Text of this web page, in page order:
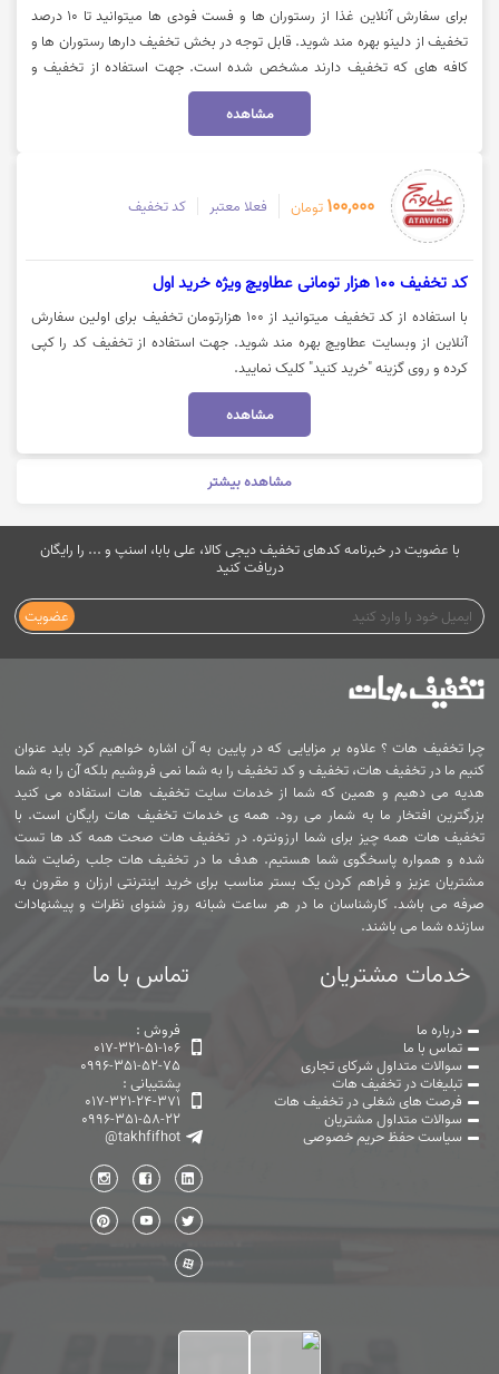
برای سفارش آنلاین غذا از رستوران ها و فست فودی ها میتوانید تا 10 درصد
تخفیف از دلینو بهره مند شوید. قابل توجه در بخش تخفیف دارها رستوران ها و
کافه های که تخفیف دارند مشخص شده است. جهت استفاده از تخفیف و
سفارش آنلاین روی گزینه "خرید کنید" کلیک نمایید.
مشاهده
100,000 تومان فعلا معتبر کد تخفیف
کد تخفیف 100 هزار تومانی عطاویچ ویژه خرید اول
با استفاده از کد تخفیف میتوانید از 100 هزارتومان تخفیف برای اولین سفارش
آنلاین از وبسایت عطاویچ بهره مند شوید. جهت استفاده از تخفیف کد را کپی
کرده و روی گزینه "خرید کنید" کلیک نمایید.
مشاهده
مشاهده بیشتر
با عضویت در خبرنامه کدهای تخفیف دیجی کالا، علی بابا، اسنپ و ... را رایگان
دریافت کنید
عضویت
چرا تخفیف هات ؟ علاوه بر مزایایی که در پایین به آن اشاره خواهیم کرد باید عنوان
کنیم ما در تخفیف هات، تخفیف و کد تخفیف را به شما نمی فروشیم بلکه آن را به شما
هدیه می دهیم و همین که شما از خدمات سایت تخفیف هات استفاده می کنید
بزرگترین افتخار ما به شمار می رود. همه ی خدمات تخفیف هات رایگان است. با
تخفیف هات همه چیز برای شما ارزونتره. در تخفیف هات صحت همه کد ها تست
شده و همواره پاسخگوی شما هستیم. هدف ما در تخفیف هات جلب رضایت شما
مشتریان عزیز و فراهم کردن یک بستر مناسب برای خرید اینترنتی ارزان و مقرون به
صرفه می باشد. کارشناسان ما در هر ساعت شبانه روز شنوای نظرات و پیشنهادات
سازنده شما می باشند.
خدمات مشتریان
درباره ما
تماس با ما
سوالات متداول شرکای تجاری
تبلیغات در تخفیف هات
فرصت های شغلی در تخفیف هات
سوالات متداول مشتریان
سیاست حفظ حریم خصوصی
تماس با ما
فروش :
017-321-51-106
0996-351-52-75
پشتیبانی :
017-321-24-371
0996-351-58-22
@takhfifhot